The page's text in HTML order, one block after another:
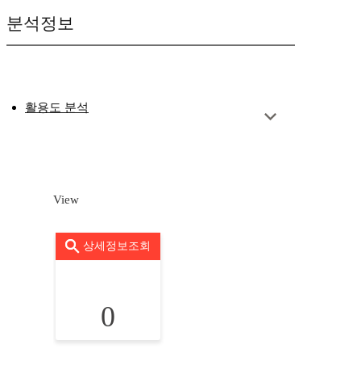
분석정보
활용도 분석
View
상세정보조회
0